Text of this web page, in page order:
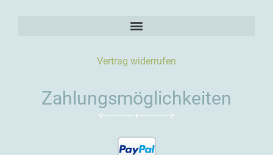
Vertrag widerrufen
Zahlungsmöglichkeiten